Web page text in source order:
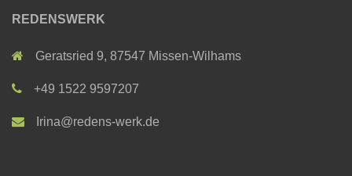
REDENSWERK
Geratsried 9, 87547 Missen-Wilhams
+49 1522 9597207
Irina@redens-werk.de